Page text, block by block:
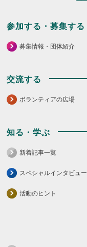
参加する・募集する
募集情報・団体紹介
交流する
ボランティアの広場
知る・学ぶ
新着記事一覧
スペシャルインタビュー
活動のヒント